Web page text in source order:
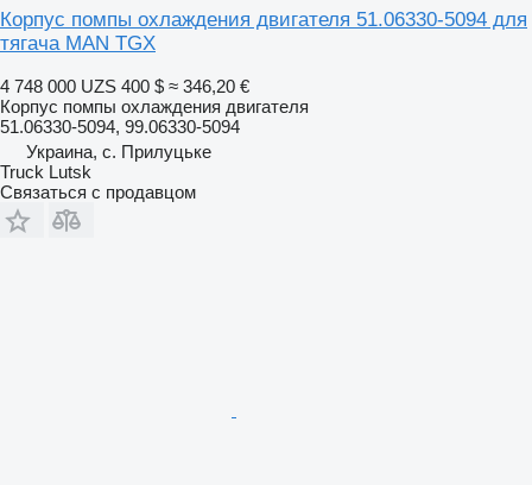
Корпус помпы охлаждения двигателя 51.06330-5094 для
тягача MAN TGX
4 748 000 UZS 400 $ ≈ 346,20 €
Корпус помпы охлаждения двигателя
51.06330-5094, 99.06330-5094
Украина, с. Прилуцьке
Truck Lutsk
Связаться с продавцом